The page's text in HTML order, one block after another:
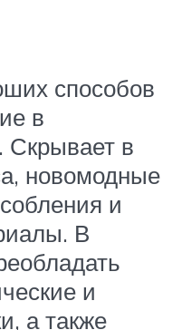
способов
в
Скрывает в
новомодные
и
В
и
а также